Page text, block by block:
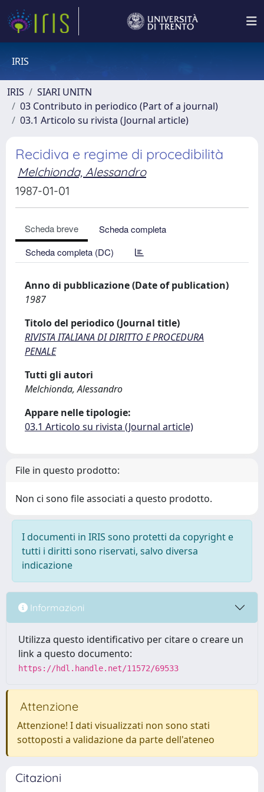
IRIS
IRIS
SIARI UNITN
03 Contributo in periodico (Part of a journal)
03.1 Articolo su rivista (Journal article)
Recidiva e regime di procedibilità
Melchionda, Alessandro
1987-01-01
Scheda breve
Scheda completa
Scheda completa (DC)
Anno di pubblicazione (Date of publication)
1987
Titolo del periodico (Journal title)
RIVISTA ITALIANA DI DIRITTO E PROCEDURA
PENALE
Tutti gli autori
Melchionda, Alessandro
Appare nelle tipologie:
03.1 Articolo su rivista (Journal article)
File in questo prodotto:
Non ci sono file associati a questo prodotto.
I documenti in IRIS sono protetti da copyright e
tutti i diritti sono riservati, salvo diversa
indicazione
Informazioni
Utilizza questo identificativo per citare o creare un
link a questo documento:
https://hdl.handle.net/11572/69533
Attenzione
Attenzione! I dati visualizzati non sono stati
sottoposti a validazione da parte dell'ateneo
Citazioni